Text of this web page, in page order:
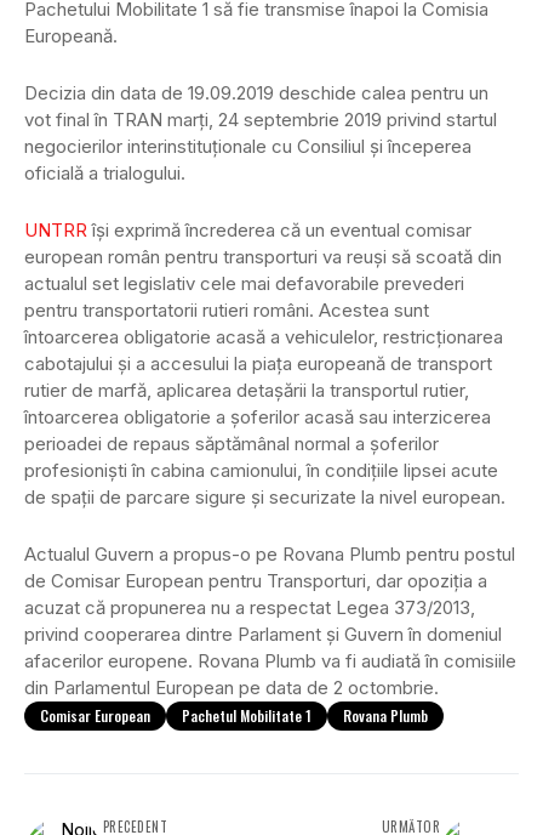
Pachetului Mobilitate 1 să fie transmise înapoi la Comisia
Europeană.
Decizia din data de 19.09.2019 deschide calea pentru un
vot final în TRAN marți, 24 septembrie 2019 privind startul
negocierilor interinstituționale cu Consiliul și începerea
oficială a trialogului.
UNTRRîși exprimă încrederea că un eventual comisar
european român pentru transporturi va reuși să scoată din
actualul set legislativ cele mai defavorabile prevederi
pentru transportatorii rutieri români. Acestea sunt
întoarcerea obligatorie acasă a vehiculelor, restricționarea
cabotajului și a accesului la piața europeană de transport
rutier de marfă, aplicarea detașării la transportul rutier,
întoarcerea obligatorie a șoferilor acasă sau interzicerea
perioadei de repaus săptămânal normal a șoferilor
profesioniști în cabina camionului, în condițiile lipsei acute
de spații de parcare sigure și securizate la nivel european.
Actualul Guvern a propus-o pe Rovana Plumb pentru postul
de Comisar European pentru Transporturi, dar opoziția a
acuzat că propunerea nu a respectat Legea 373/2013,
privind cooperarea dintre Parlament și Guvern în domeniul
afacerilor europene. Rovana Plumb va fi audiată în comisiile
din Parlamentul European pe data de 2 octombrie.
Comisar European Pachetul Mobilitate 1 Rovana Plumb
PRECEDENT URMĂTOR